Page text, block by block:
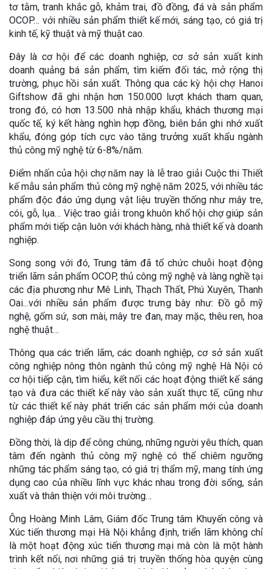
tơ tằm, tranh khắc gỗ, khảm trai, đồ đồng, đá và sản phẩm
OCOP… với nhiều sản phẩm thiết kế mới, sáng tạo, có giá trị
kinh tế, kỹ thuật và mỹ thuật cao.
Đây là cơ hội để các doanh nghiệp, cơ sở sản xuất kinh
doanh quảng bá sản phẩm, tìm kiếm đối tác, mở rộng thị
trường, phục hồi sản xuất. Thông qua các kỳ hội chợ Hanoi
Giftshow đã ghi nhận hơn 150.000 lượt khách tham quan,
trong đó, có hơn 13.500 nhà nhập khẩu, khách thương mại
quốc tế, ký kết hàng nghìn hợp đồng, biên bản ghi nhớ xuất
khẩu, đóng góp tích cực vào tăng trưởng xuất khẩu ngành
thủ công mỹ nghệ từ 6-8%/năm.
Điểm nhấn của hội chợ năm nay là lễ trao giải Cuộc thi Thiết
kế mẫu sản phẩm thủ công mỹ nghệ năm 2025, với nhiều tác
phẩm độc đáo ứng dụng vật liệu truyền thống như mây tre,
cói, gỗ, lụa… Việc trao giải trong khuôn khổ hội chợ giúp sản
phẩm mới tiếp cận luôn với khách hàng, nhà thiết kế và doanh
nghiệp.
Song song với đó, Trung tâm đã tổ chức chuỗi hoạt động
triển lãm sản phẩm OCOP, thủ công mỹ nghệ và làng nghề tại
các địa phương như Mê Linh, Thạch Thất, Phú Xuyên, Thanh
Oai...với nhiều sản phẩm được trưng bày như: Đồ gỗ mỹ
nghệ, gốm sứ, sơn mài, mây tre đan, may mặc, thêu ren, hoa
nghệ thuật…
Thông qua các triển lãm, các doanh nghiệp, cơ sở sản xuất
công nghiệp nông thôn ngành thủ công mỹ nghệ Hà Nội có
cơ hội tiếp cận, tìm hiểu, kết nối các hoạt động thiết kế sáng
tạo và đưa các thiết kế này vào sản xuất thực tế, cũng như
từ các thiết kế này phát triển các sản phẩm mới của doanh
nghiệp đáp ứng yêu cầu thị trường.
Đồng thời, là dịp để công chúng, những người yêu thích, quan
tâm đến ngành thủ công mỹ nghệ có thể chiêm ngưỡng
những tác phẩm sáng tạo, có giá trị thẩm mỹ, mang tính ứng
dụng cao của nhiều lĩnh vực khác nhau trong đời sống, sản
xuất và thân thiện với môi trường…
Ông Hoàng Minh Lâm, Giám đốc Trung tâm Khuyến công và
Xúc tiến thương mại Hà Nội khẳng định, triển lãm không chỉ
là một hoạt động xúc tiến thương mại mà còn là một hành
trình kết nối, nơi những giá trị truyền thống hòa quyện cùng